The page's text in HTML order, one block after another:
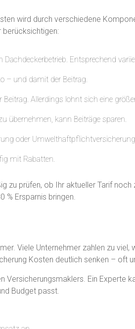
wird durch verschiedene
berücksichtigen:
Entsprechend
– und damit der Beitrag.
Allerdings lohnt sich eine
übernehmen, kann Beiträge sparen.
oder
mit Rabatten.
zu prüfen, ob Ihr aktueller Tarif
% Ersparnis bringen.
Viele Unternehmer zahlen zu
Kosten deutlich senken – oft
Versicherungsmaklers. Ein
Budget passt.